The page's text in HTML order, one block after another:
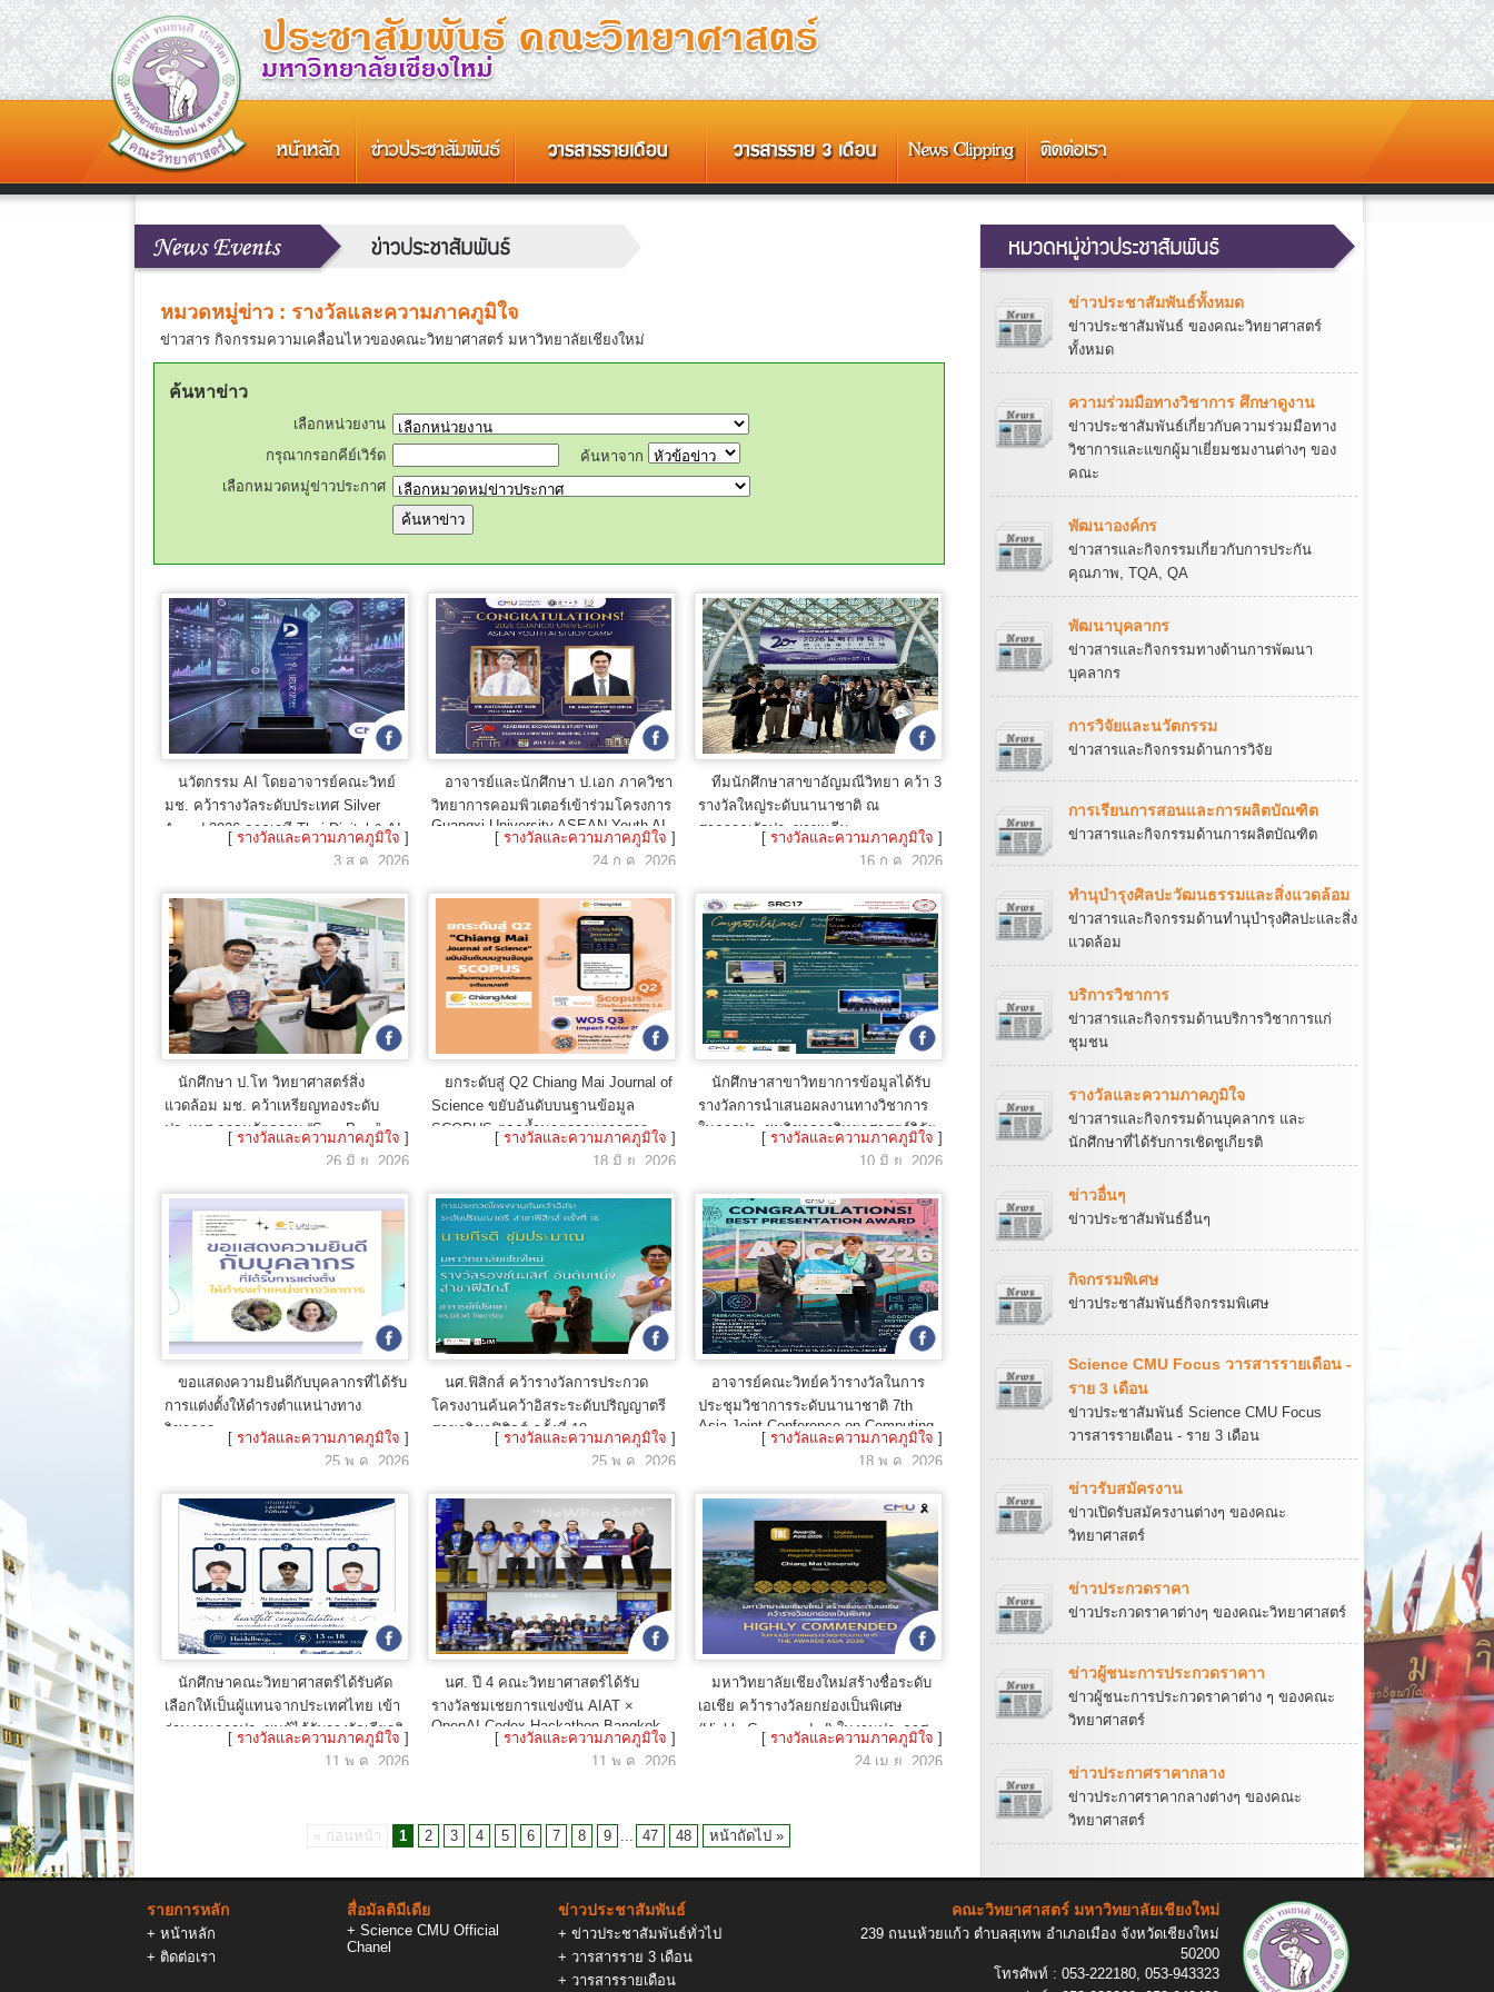
หมวดหมู่ข่าว : รางวัลและความภาคภูมิใจ
ข่าวสาร กิจกรรมความเคลื่อนไหวของคณะวิทยาศาสตร์ มหาวิทยาลัยเชียงใหม่
ค้นหาข่าว
เลือกหน่วยงาน
กรุณากรอกคีย์เวิร์ด
ค้นหาจาก
เลือกหมวดหมู่ข่าวประกาศ
นวัตกรรม AI โดยอาจารย์คณะวิทย์
มช. คว้ารางวัลระดับประเทศ Silver
Award 2026 จากเวที Thai Digital & AI
[ รางวัลและความภาคภูมิใจ ]
3 ส.ค. 2026
อาจารย์และนักศึกษา ป.เอก ภาควิชา
วิทยาการคอมพิวเตอร์เข้าร่วมโครงการ
Guangxi University ASEAN Youth AI
Study Camp
[ รางวัลและความภาคภูมิใจ ]
24 ก.ค. 2026
ทีมนักศึกษาสาขาอัญมณีวิทยา คว้า 3
รางวัลใหญ่ระดับนานาชาติ ณ
สาธารณรัฐประชาชนจีน
[ รางวัลและความภาคภูมิใจ ]
16 ก.ค. 2026
นักศึกษา ป.โท วิทยาศาสตร์สิ่ง
แวดล้อม มช. คว้าเหรียญทองระดับ
ประเทศ จากนวัตกรรม “SapoPure”
สกัดซาโปนินจากฝักจามจุรี ระงับกลิ่น
[ รางวัลและความภาคภูมิใจ ]
26 มิ.ย. 2026
ยกระดับสู่ Q2 Chiang Mai Journal of
Science ขยับอันดับบนฐานข้อมูล
SCOPUS ตอกย้ำมาตรฐานวารสาร
[ รางวัลและความภาคภูมิใจ ]
18 มิ.ย. 2026
นักศึกษาสาขาวิทยาการข้อมูลได้รับ
รางวัลการนำเสนอผลงานทางวิชาการ
ในการประชุมวิชาการวิทยาศาสตร์วิจัย
[ รางวัลและความภาคภูมิใจ ]
10 มิ.ย. 2026
ขอแสดงความยินดีกับบุคลากรที่ได้รับ
การแต่งตั้งให้ดำรงตำแหน่างทาง
วิชาการ
[ รางวัลและความภาคภูมิใจ ]
25 พ.ค. 2026
นศ.ฟิสิกส์ คว้ารางวัลการประกวด
โครงงานค้นคว้าอิสระระดับปริญญาตรี
สาขาวิชาฟิสิกส์ ครั้งที่ 18
[ รางวัลและความภาคภูมิใจ ]
25 พ.ค. 2026
อาจารย์คณะวิทย์คว้ารางวัลในการ
ประชุมวิชาการระดับนานาชาติ 7th
Asia Joint Conference on Computing
and Electrical Technologies
[ รางวัลและความภาคภูมิใจ ]
18 พ.ค. 2026
นักศึกษาคณะวิทยาศาสตร์ได้รับคัด
เลือกให้เป็นผู้แทนจากประเทศไทย เข้า
ร่วมงานการประชุมผู้ได้รับรางวัลเกียรติ
[ รางวัลและความภาคภูมิใจ ]
11 พ.ค. 2026
นศ. ปี 4 คณะวิทยาศาสตร์ได้รับ
รางวัลชมเชยการแข่งขัน AIAT ×
OpenAI Codex Hackathon Bangkok
รับรางวัลจาก รมว.อว.
[ รางวัลและความภาคภูมิใจ ]
11 พ.ค. 2026
มหาวิทยาลัยเชียงใหม่สร้างชื่อระดับ
เอเชีย คว้ารางวัลยกย่องเป็นพิเศษ
(Highly Commended) ในงานประกาศ
ผลรางวัลระดับนานาชาติ THE Awards
[ รางวัลและความภาคภูมิใจ ]
24 เม.ย. 2026
« ก่อนหน้า 1 2 3 4 5 6 7 8 9 ... 47 48 หน้าถัดไป »
ข่าวประชาสัมพันธ์ทั้งหมด
ข่าวประชาสัมพันธ์ ของคณะวิทยาศาสตร์
ทั้งหมด
ความร่วมมือทางวิชาการ ศึกษาดูงาน
ข่าวประชาสัมพันธ์เกี่ยวกับความร่วมมือทาง
วิชาการและแขกผู้มาเยี่ยมชมงานต่างๆ ของ
คณะ
พัฒนาองค์กร
ข่าวสารและกิจกรรมเกี่ยวกับการประกัน
คุณภาพ, TQA, QA
พัฒนาบุคลากร
ข่าวสารและกิจกรรมทางด้านการพัฒนา
บุคลากร
การวิจัยและนวัตกรรม
ข่าวสารและกิจกรรมด้านการวิจัย
การเรียนการสอนและการผลิตบัณฑิต
ข่าวสารและกิจกรรมด้านการผลิตบัณฑิต
ทำนุบำรุงศิลปะวัฒนธรรมและสิ่งแวดล้อม
ข่าวสารและกิจกรรมด้านทำนุบำรุงศิลปะและสิ่ง
แวดล้อม
บริการวิชาการ
ข่าวสารและกิจกรรมด้านบริการวิชาการแก่
ชุมชน
รางวัลและความภาคภูมิใจ
ข่าวสารและกิจกรรมด้านบุคลากร และ
นักศึกษาที่ได้รับการเชิดชูเกียรติ
ข่าวอื่นๆ
ข่าวประชาสัมพันธ์อื่นๆ
กิจกรรมพิเศษ
ข่าวประชาสัมพันธ์กิจกรรมพิเศษ
Science CMU Focus วารสารรายเดือน -
ราย 3 เดือน
ข่าวประชาสัมพันธ์ Science CMU Focus
วารสารรายเดือน - ราย 3 เดือน
ข่าวรับสมัครงาน
ข่าวเปิดรับสมัครงานต่างๆ ของคณะ
วิทยาศาสตร์
ข่าวประกวดราคา
ข่าวประกวดราคาต่างๆ ของคณะวิทยาศาสตร์
ข่าวผู้ชนะการประกวดราคาา
ข่าวผู้ชนะการประกวดราคาต่าง ๆ ของคณะ
วิทยาศาสตร์
ข่าวประกาศราคากลาง
ข่าวประกาศราคากลางต่างๆ ของคณะ
วิทยาศาสตร์
รายการหลัก
+ หน้าหลัก
+ ติดต่อเรา
สื่อมัลติมีเดีย
+ Science CMU Official
Chanel
ข่าวประชาสัมพันธ์
+ ข่าวประชาสัมพันธ์ทั่วไป
+ วารสารราย 3 เดือน
+ วารสารรายเดือน
คณะวิทยาศาสตร์ มหาวิทยาลัยเชียงใหม่
239 ถนนห้วยแก้ว ตำบลสุเทพ อำเภอเมือง จังหวัดเชียงใหม่
50200
โทรศัพท์ : 053-222180, 053-943323